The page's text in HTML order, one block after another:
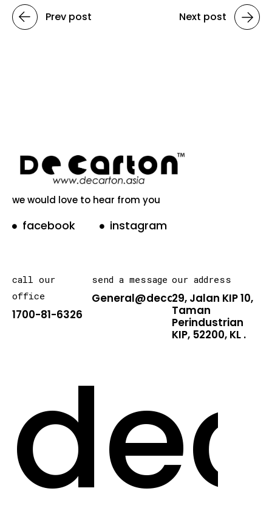
Prev post Next post
we would love to hear from you
facebook instagram
call our
office
1700-81-6326
send a message
General@decarton.asia
our address
29, Jalan KIP 10,
Taman
Perindustrian
KIP, 52200, KL .